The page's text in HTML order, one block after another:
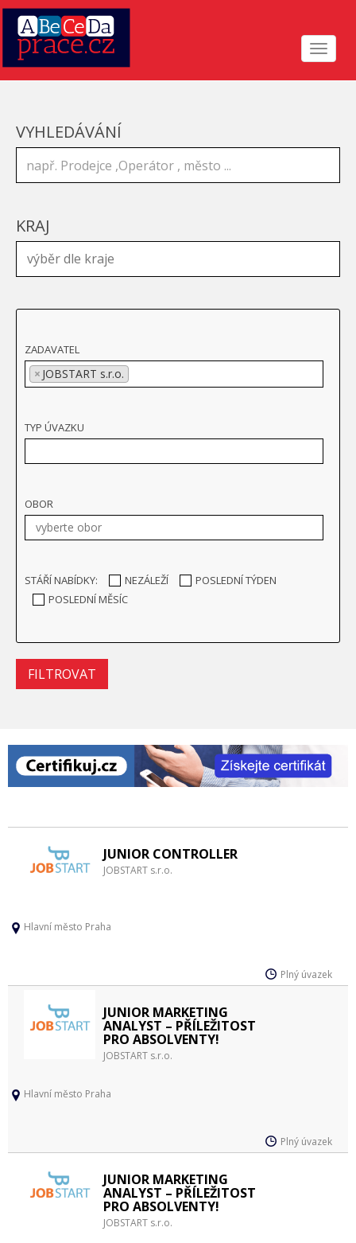
Toggle
VYHLEDÁVÁNÍ
KRAJ
ZADAVATEL
× JOBSTART s.r.o.
TYP ÚVAZKU
OBOR
STÁŘÍ NABÍDKY: NEZÁLEŽÍ
POSLEDNÍ TÝDEN
POSLEDNÍ MĚSÍC
JUNIOR CONTROLLER
JOBSTART s.r.o.
Hlavní město Praha
Plný úvazek
JUNIOR MARKETING
ANALYST – PŘÍLEŽITOST
PRO ABSOLVENTY!
JOBSTART s.r.o.
Hlavní město Praha
Plný úvazek
JUNIOR MARKETING
ANALYST – PŘÍLEŽITOST
PRO ABSOLVENTY!
JOBSTART s.r.o.